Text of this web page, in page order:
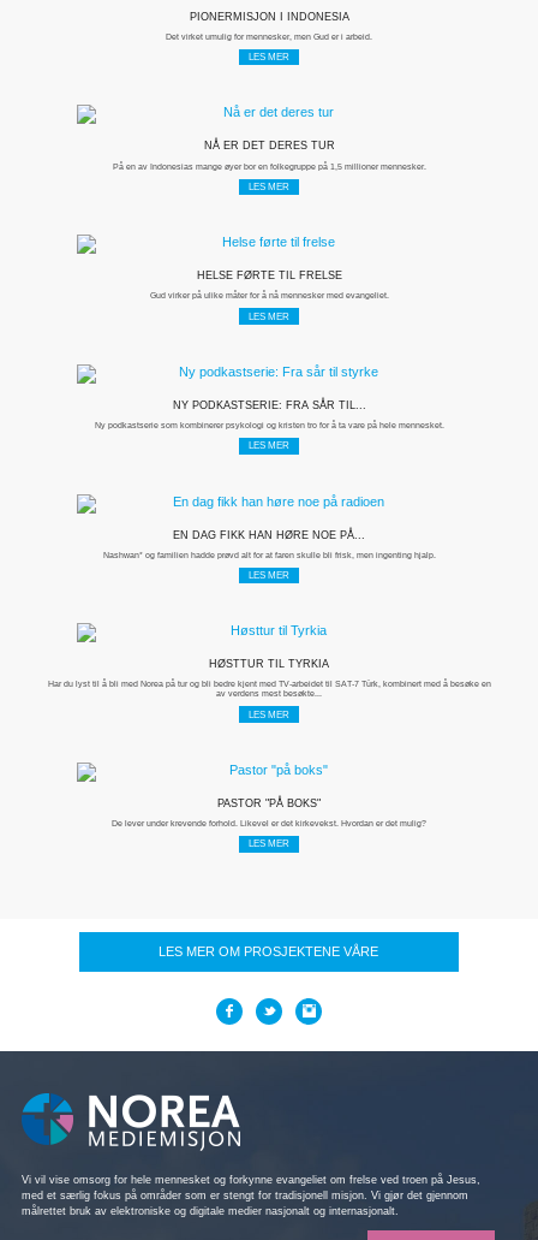
PIONERMISJON I INDONESIA
Det virket umulig for mennesker, men Gud er i arbeid.
LES MER
NÅ ER DET DERES TUR
På en av Indonesias mange øyer bor en folkegruppe på 1,5 millioner mennesker.
LES MER
HELSE FØRTE TIL FRELSE
Gud virker på ulike måter for å nå mennesker med evangeliet.
LES MER
NY PODKASTSERIE: FRA SÅR TIL...
Ny podkastserie som kombinerer psykologi og kristen tro for å ta vare på hele mennesket.
LES MER
EN DAG FIKK HAN HØRE NOE PÅ...
Nashwan* og familien hadde prøvd alt for at faren skulle bli frisk, men ingenting hjalp.
LES MER
HØSTTUR TIL TYRKIA
Har du lyst til å bli med Norea på tur og bli bedre kjent med TV-arbeidet til SAT-7 Türk, kombinert med å besøke en
av verdens mest besøkte...
LES MER
PASTOR "PÅ BOKS"
De lever under krevende forhold. Likevel er det kirkevekst. Hvordan er det mulig?
LES MER
LES MER OM PROSJEKTENE VÅRE
Vi vil vise omsorg for hele mennesket og forkynne evangeliet om frelse ved troen på Jesus,
med et særlig fokus på områder som er stengt for tradisjonell misjon. Vi gjør det gjennom
målrettet bruk av elektroniske og digitale medier nasjonalt og internasjonalt.